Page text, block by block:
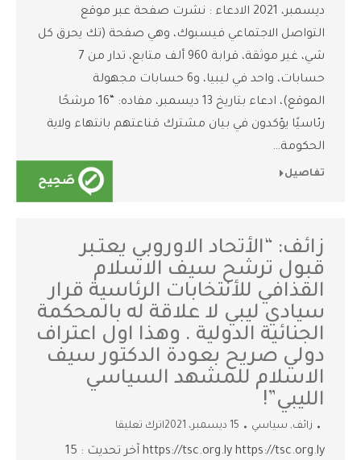
ديسمبر، 2021 الادعاء : نشرت صفحة عبر موقع
التواصل الاجتماعي فيسبوك، وهي صفحة (تك يحرق كل
شي، غير موثقة، قرابة 960 ألف متابع، تدار من 7
حسابات، واحد في ليبيا، و6 حسابات مجهولة
الموقع)، ادعاء بتاريخ 13 ديسمبر، مفاده: “16 مرشحًا
رئاسيًا يؤكدون في بيان مشترك قناعتهم بانتهاء ولاية
الحكومة…
تفاصيل
زائف: “الأتحاد الاوروبي يعتـبر
قبول ترشح سيف الاسلام
القذافي للأنتخابات الرئاسية قرار
سيادي ليبي لا علاقة له بالمحكمة
الجنائية الدولية . وهذا اول اعتراف
دولي صريح بعودة الدكتور سيف
الاسلام للمشهد السياسي
الليبي”!
زائف, سياسي 15 ديسمبر، 2021 اترك تعليقا
https://tsc.org.ly https://tsc.org.ly آخر تحديث : 15